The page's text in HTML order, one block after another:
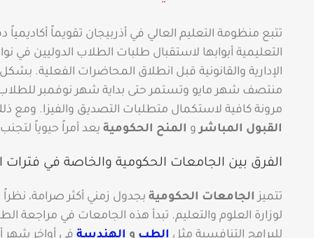
تتبع منظومة التعليم العالي في أذربيجان تقويماً
التعليمية أبوابها لاستقبال طلبات الطلاب الدوليين
الإدارية والقانونية قبل انطلاق المحاضرات الفعلية.
منتصف شهر مايو وتستمر حتى بداية شهر نوفمبر
مرونة كافية لاستكمال متطلبات التصديق والفيزا. ومع
القبول المباشرو المنح الحكوميةيعد أمراً حيوياً
الفرق بين الجامعات الحكومية والخاصة في فترات
تتميز الجامعات الحكوميةبجدول زمني أكثر صرامة، نظراً
لوزارة العلوم والتعليم. تبدأ هذه الجامعات في مراجعة